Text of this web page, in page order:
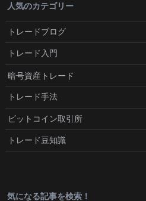
人気のカテゴリー
トレードブログ
トレード入門
暗号資産トレード
トレード手法
ビットコイン取引所
トレード豆知識
気になる記事を検索！